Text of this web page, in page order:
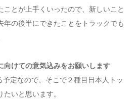
ことが上手くいったので、新しいこと
年の後半にできたことをトラックでも
けての意気込みをお願いします
定なので、そこで２種目日本人トッ
いと思います。